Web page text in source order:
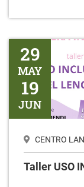
Taller USO
29
MAY
19
JUN
CENTRO
Taller USO